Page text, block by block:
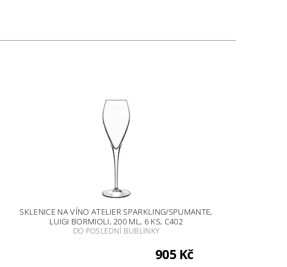
SKLENICE NA VÍNO ATELIER SPARKLING/SPUMANTE,
LUIGI BORMIOLI, 200 ML, 6 KS, C402
DO POSLEDNÍ BUBLINKY
905 Kč